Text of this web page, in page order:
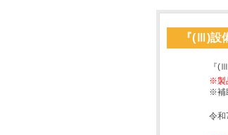
『(Ⅲ)設
『
※製
※補
令和